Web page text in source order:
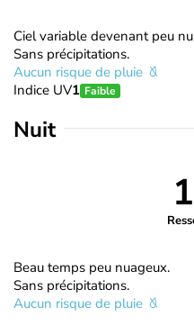
Ciel variable devenant peu
Sans précipitations.
Aucun risque de pluie
Indice UV1 Faible
Nuit
Beau temps peu nuageux.
Sans précipitations.
Aucun risque de pluie